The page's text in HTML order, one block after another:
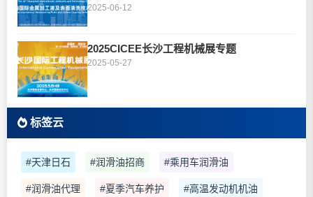
2025-06-12
2025CICEE长沙工程机械展专题
2025-05-27
标签云
#天津日石 #润滑油招商 #乘用车润滑油
#润滑油代理 #夏季汽车养护 #高温发动机机油